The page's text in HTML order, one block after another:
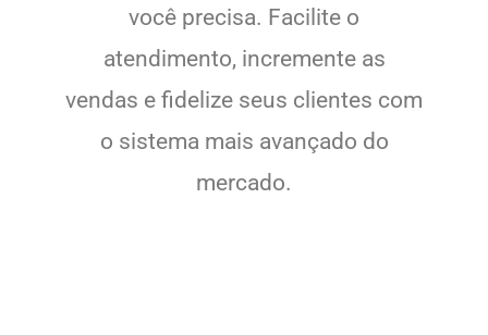
você precisa. Facilite o
atendimento, incremente as
vendas e fidelize seus clientes com
o sistema mais avançado do
mercado.